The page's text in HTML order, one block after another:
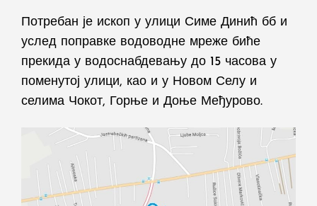
Потребан је ископ у улици Симе Динић бб и
услед поправке водоводне мреже биће
прекида у водоснабдевању до 15 часова у
поменутој улици, као и у Новом Селу и
селима Чокот, Горње и Доње Међурово.